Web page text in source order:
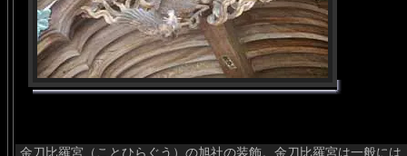
金刀比羅宮（ことひらぐう）の旭社の装飾。金刀比羅宮は一般に